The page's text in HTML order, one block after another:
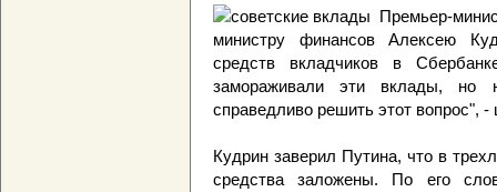
Премьер-
министру финансов Алексею
средств вкладчиков в
замораживали эти вклады, но
справедливо решить этот вопрос",
Кудрин заверил Путина, что в
средства заложены. По его